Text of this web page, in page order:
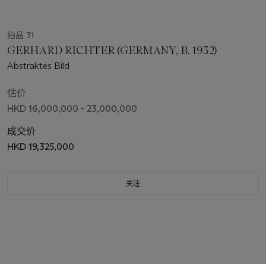
拍品 31
GERHARD RICHTER (GERMANY, B. 1932)
Abstraktes Bild
估价
HKD 16,000,000 - 23,000,000
成交价
HKD 19,325,000
关注